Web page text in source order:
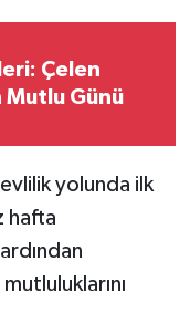
Günü
yolunda ilk
hafta